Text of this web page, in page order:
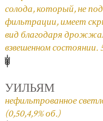
солода, который, не
фильтрации, имеет
вид благодаря
взвешенном состоянии.
УИЛЬЯМ
нефильтрованное
(0,50,4,9% об.)